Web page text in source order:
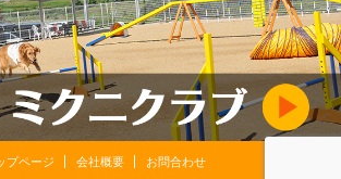
プページ 会社概要 お問合わせ